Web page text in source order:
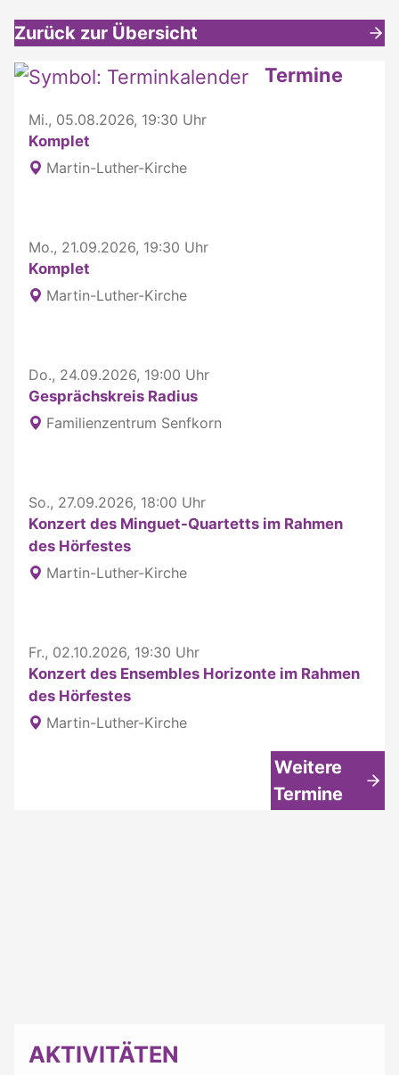
Zurück zur Übersicht
Weitere interessante Inhalte Termine
Mi., 05.08.2026, 19:30 Uhr
Komplet
Martin-Luther-Kirche
Mo., 21.09.2026, 19:30 Uhr
Komplet
Martin-Luther-Kirche
Do., 24.09.2026, 19:00 Uhr
Gesprächskreis Radius
Familienzentrum Senfkorn
So., 27.09.2026, 18:00 Uhr
Konzert des Minguet-Quartetts im Rahmen
des Hörfestes
Martin-Luther-Kirche
Fr., 02.10.2026, 19:30 Uhr
Konzert des Ensembles Horizonte im Rahmen
des Hörfestes
Martin-Luther-Kirche
Weitere
Termine
AKTIVITÄTEN